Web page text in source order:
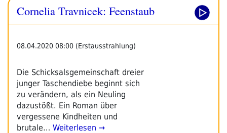
Cornelia Travnicek: Feenstaub
08.04.2020 08:00 (Erstausstrahlung)
Die Schicksalsgemeinschaft dreier
junger Taschendiebe beginnt sich
zu verändern, als ein Neuling
dazustößt. Ein Roman über
vergessene Kindheiten und
brutale… Weiterlesen →